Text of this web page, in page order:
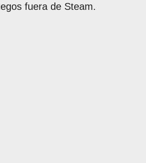
fuera de Steam.